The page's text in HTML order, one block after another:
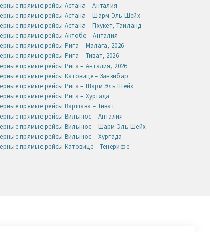
прямые рейсы Астана – Анталия
прямые рейсы Астана – Шарм Эль Шейх
прямые рейсы Астана – Пхукет, Таиланд
прямые рейсы Актобе – Анталия
прямые рейсы Рига – Малага, 2026
прямые рейсы Рига – Тиват, 2026
прямые рейсы Рига – Анталия, 2026
прямые рейсы Катовице – Занзибар
прямые рейсы Рига – Шарм Эль Шейх
прямые рейсы Рига – Хургада
прямые рейсы Варшава – Тиват
прямые рейсы Вильнюс – Анталия
прямые рейсы Вильнюс – Шарм Эль Шейх
прямые рейсы Вильнюс – Хургада
прямые рейсы Катовице – Тенерифе